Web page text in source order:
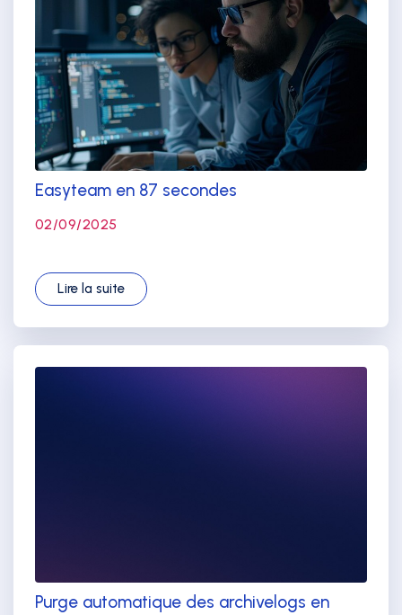
Easyteam en 87 secondes
02/09/2025
Lire la suite
Purge automatique des archivelogs en